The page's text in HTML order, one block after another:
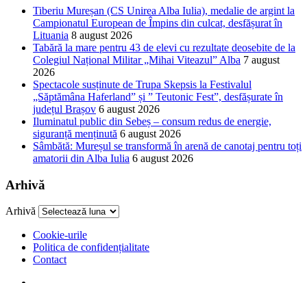
Tiberiu Mureșan (CS Unirea Alba Iulia), medalie de argint la
Campionatul European de Împins din culcat, desfășurat în
Lituania 8 august 2026
Tabără la mare pentru 43 de elevi cu rezultate deosebite de la
Colegiul Național Militar „Mihai Viteazul” Alba 7 august
2026
Spectacole susținute de Trupa Skepsis la Festivalul
„Săptămâna Haferland” și ” Teutonic Fest”, desfășurate în
județul Brașov 6 august 2026
Iluminatul public din Sebeș – consum redus de energie,
siguranță menținută 6 august 2026
Sâmbătă: Mureșul se transformă în arenă de canotaj pentru toți
amatorii din Alba Iulia 6 august 2026
Arhivă
Arhivă
Cookie-urile
Politica de confidențialitate
Contact